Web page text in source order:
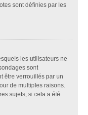
sont définies par les
les utilisateurs ne
sont
être verrouillés par un
de multiples raisons.
sujets, si cela a été